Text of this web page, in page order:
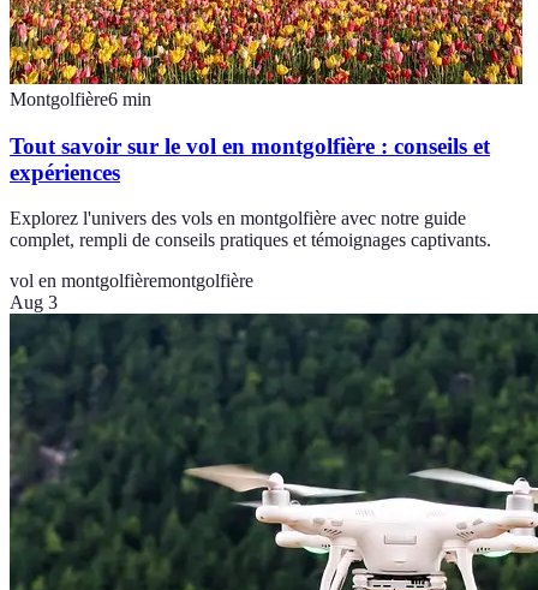
Montgolfière6 min
Tout savoir sur le vol en montgolfière : conseils et
expériences
Explorez l'univers des vols en montgolfière avec notre guide
complet, rempli de conseils pratiques et témoignages captivants.
vol en montgolfièremontgolfière
Aug 3